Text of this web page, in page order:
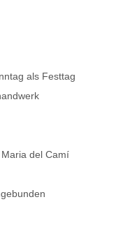
als Festtag
del Camí